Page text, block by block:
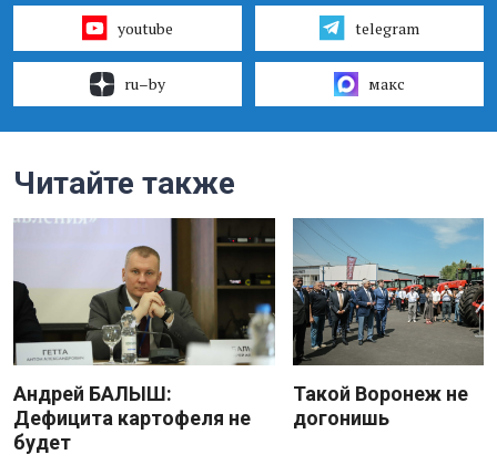
youtube telegram
ru–by макс
Читайте также
Андрей БАЛЫШ:
Дефицита картофеля не
будет
Такой Воронеж не
догонишь